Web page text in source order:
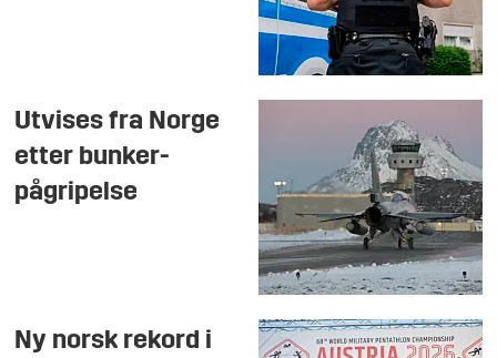
Utvises fra Norge
etter bunker-
pågripelse
Ny norsk rekord i